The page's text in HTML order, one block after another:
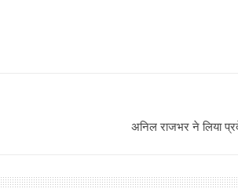
अनिल राजभर ने लिया